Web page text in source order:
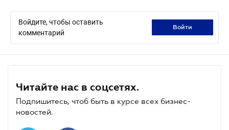
Войдите, чтобы оставить
комментарий
войти
Читайте нас в соцсетях.
Подпишитесь, чтоб быть в курсе всех бизнес-
новостей.